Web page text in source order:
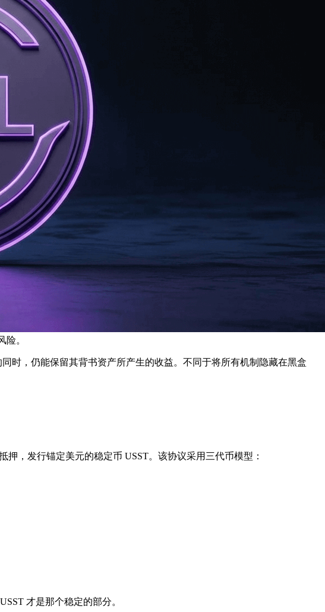
。
时，仍能保留其背书资产所产生的收益。不同于将所有机制隐藏在黑盒
押，发行锚定美元的稳定币 USST。该协议采用三代币模型 ：
才是那个稳定的部分。